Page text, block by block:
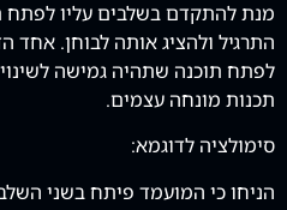
מנת להתקדם בשלבים עליו
התרגיל ולהציג אותה לבוחן. אחד
לפתח תוכנה שתהיה גמישה
תכנות מונחה עצמים.
סימולציה לדוגמא:
הניחו כי המועמד פיתח בשני